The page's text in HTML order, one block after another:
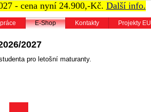
- cena nyní 24.900,-Kč. Další info.
E-Shop Kontakty Projekty EU
2027
pro letošní maturanty.